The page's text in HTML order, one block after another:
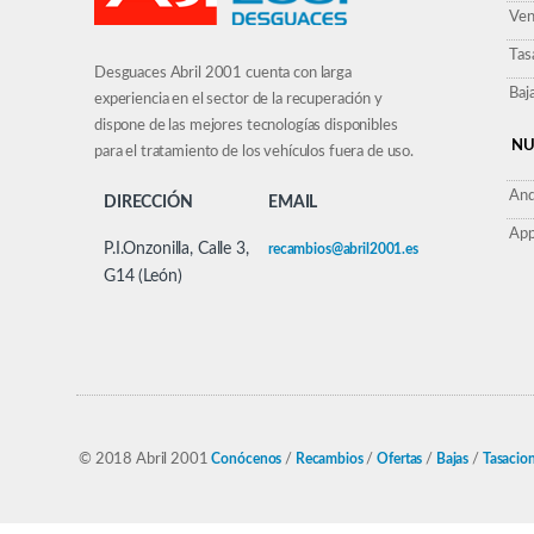
Desguaces Abril 2001 cuenta con larga
experiencia en el sector de la recuperación y
dispone de las mejores tecnologías disponibles
para el tratamiento de los vehículos fuera de uso.
DIRECCIÓN EMAIL
P.I.Onzonilla, Calle 3,
G14 (León)
recambios@abril2001.es
© 2018 Abril 2001Conócenos / Recambios / Ofertas / Bajas /